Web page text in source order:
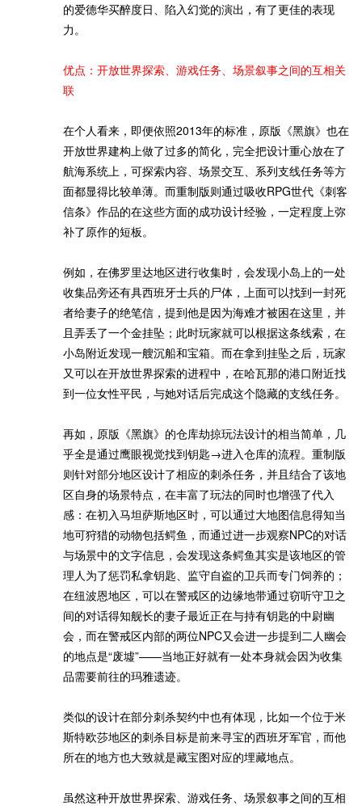
的爱德华买醉度日、陷入幻觉的演出，有了更佳的表现
力。
优点：开放世界探索、游戏任务、场景叙事之间的互相关
联
在个人看来，即便依照2013年的标准，原版《黑旗》也在
开放世界建构上做了过多的简化，完全把设计重心放在了
航海系统上，可探索内容、场景交互、系列支线任务等方
面都显得比较单薄。而重制版则通过吸收RPG世代《刺客
信条》作品的在这些方面的成功设计经验，一定程度上弥
补了原作的短板。
例如，在佛罗里达地区进行收集时，会发现小岛上的一处
收集品旁还有具西班牙士兵的尸体，上面可以找到一封死
者给妻子的绝笔信，提到他是因为海难才被困在这里，并
且弄丢了一个金挂坠；此时玩家就可以根据这条线索，在
小岛附近发现一艘沉船和宝箱。而在拿到挂坠之后，玩家
又可以在开放世界探索的进程中，在哈瓦那的港口附近找
到一位女性平民，与她对话后完成这个隐藏的支线任务。
再如，原版《黑旗》的仓库劫掠玩法设计的相当简单，几
乎全是通过鹰眼视觉找到钥匙→进入仓库的流程。重制版
则针对部分地区设计了相应的刺杀任务，并且结合了该地
区自身的场景特点，在丰富了玩法的同时也增强了代入
感：在初入马坦萨斯地区时，可以通过大地图信息得知当
地可狩猎的动物包括鳄鱼，而通过进一步观察NPC的对话
与场景中的文字信息，会发现这条鳄鱼其实是该地区的管
理人为了惩罚私拿钥匙、监守自盗的卫兵而专门饲养的；
在纽波恩地区，可以在警戒区的边缘地带通过窃听守卫之
间的对话得知舰长的妻子最近正在与持有钥匙的中尉幽
会，而在警戒区内部的两位NPC又会进一步提到二人幽会
的地点是“废墟”——当地正好就有一处本身就会因为收集
品需要前往的玛雅遗迹。
类似的设计在部分刺杀契约中也有体现，比如一个位于米
斯特欧莎地区的刺杀目标是前来寻宝的西班牙军官，而他
所在的地方也大致就是藏宝图对应的埋藏地点。
虽然这种开放世界探索、游戏任务、场景叙事之间的互相